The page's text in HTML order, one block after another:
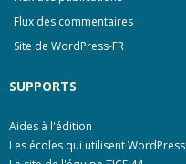
Flux des commentaires
Site de WordPress-FR
SUPPORTS
Aides à l'édition
Les écoles qui utilisent WordPress